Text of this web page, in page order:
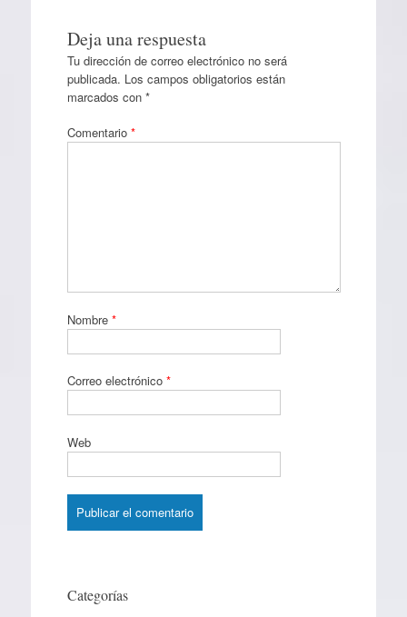
Deja una respuesta
Tu dirección de correo electrónico no será
publicada. Los campos obligatorios están
marcados con *
Comentario *
Nombre *
Correo electrónico *
Web
Categorías